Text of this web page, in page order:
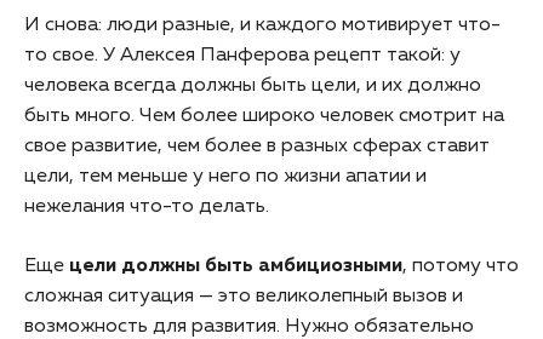
И снова: люди разные, и каждого мотивирует что-
то свое. У Алексея Панферова рецепт такой: у
человека всегда должны быть цели, и их должно
быть много. Чем более широко человек смотрит на
свое развитие, чем более в разных сферах ставит
цели, тем меньше у него по жизни апатии и
нежелания что-то делать.
Еще цели должны быть амбициозными, потому что
сложная ситуация — это великолепный вызов и
возможность для развития. Нужно обязательно